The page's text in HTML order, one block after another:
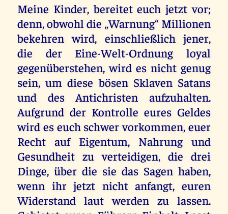
Meine Kinder, bereitet euch jetzt vor;
denn, obwohl die „Warnung“ Millionen
bekehren wird, einschließlich jener,
die der Eine-Welt-Ordnung loyal
gegenüberstehen, wird es nicht genug
sein, um diese bösen Sklaven Satans
und des Antichristen aufzuhalten.
Aufgrund der Kontrolle eures Geldes
wird es euch schwer vorkommen, euer
Recht auf Eigentum, Nahrung und
Gesundheit zu verteidigen, die drei
Dinge, über die sie das Sagen haben,
wenn ihr jetzt nicht anfangt, euren
Widerstand laut werden zu lassen.